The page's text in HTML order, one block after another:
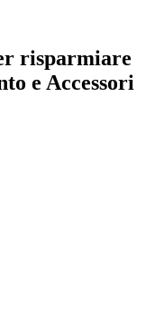
risparmiare
e Accessori